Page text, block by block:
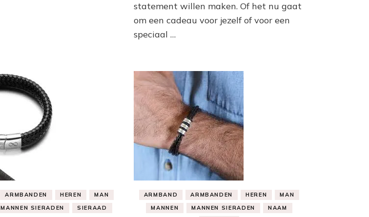
statement willen maken. Of het nu gaat
om een cadeau voor jezelf of voor een
speciaal …
ARMBANDEN HEREN
MAN
MANNEN SIERADEN SIERAAD
ARMBAND ARMBANDEN HEREN
MAN
MANNEN
MANNEN SIERADEN
NAAM